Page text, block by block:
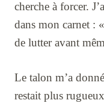
cherche à forcer.
dans mon carnet :
de lutter avant
Le talon m’a
restait plus